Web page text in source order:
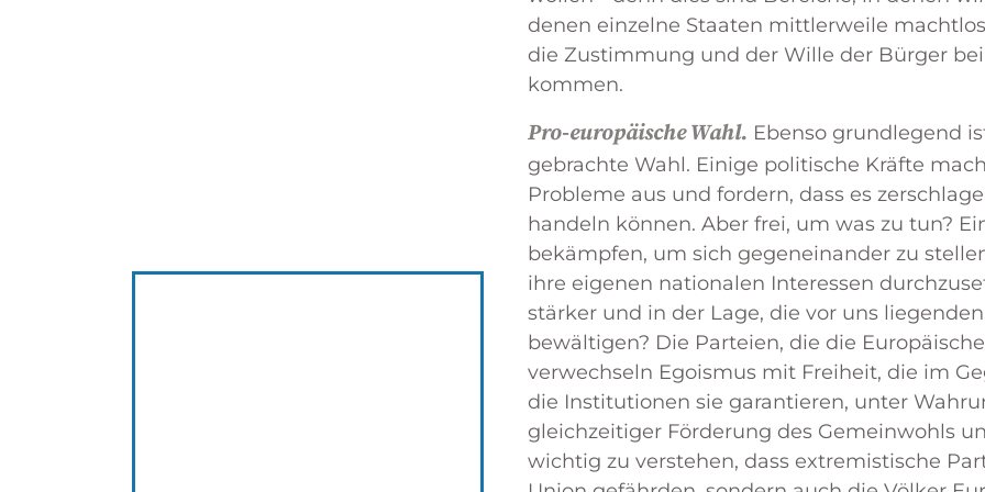
denen einzelne Staaten mittlerweile
die Zustimmung und der Wille der Bürger
kommen.
Pro-europäische Wahl. Ebenso grundlegend
gebrachte Wahl. Einige politische Kräfte
Probleme aus und fordern, dass es
handeln können. Aber frei, um was zu tun?
bekämpfen, um sich gegeneinander zu
ihre eigenen nationalen Interessen
stärker und in der Lage, die vor uns
bewältigen? Die Parteien, die die
verwechseln Egoismus mit Freiheit, die im
die Institutionen sie garantieren, unter
gleichzeitiger Förderung des Gemeinwohls
wichtig zu verstehen, dass extremistische